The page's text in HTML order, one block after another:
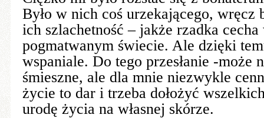
Było w nich coś urzekającego, wręcz
ich szlachetność – jakże rzadka
pogmatwanym świecie. Ale dzięki
wspaniale. Do tego przesłanie -może
śmieszne, ale dla mnie niezwykle
życie to dar i trzeba dołożyć
urodę życia na własnej skórze.